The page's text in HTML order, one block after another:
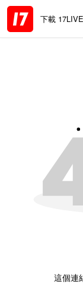
下載
這個連